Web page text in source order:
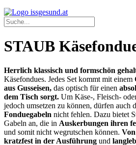
STAUB
Herrlich klassisch und formschön
Käsefondues. Jedes Set kommt mit einem
aus Gusseisen, das optisch für einen
dem Tisch sorgt. Um Käse-, Fleisch-
jedoch umsetzen zu können, dürfen auch
Fonduegabeln nicht fehlen. Dazu bietet
Gabeln an, die in Auskerbungen ihren
und somit nicht wegrutschen können.
kratzfest in der Ausführung und